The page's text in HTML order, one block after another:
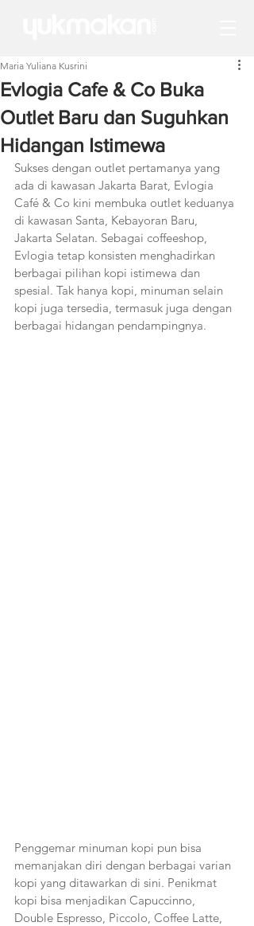
Evlogia Cafe & Co Buka
Outlet Baru dan Suguhkan
Hidangan Istimewa
Maria Yuliana Kusrini
Sukses dengan outlet pertamanya yang
ada di kawasan Jakarta Barat, Evlogia
Café & Co kini membuka outlet keduanya
di kawasan Santa, Kebayoran Baru,
Jakarta Selatan. Sebagai coffeeshop,
Evlogia tetap konsisten menghadirkan
berbagai pilihan kopi istimewa dan
spesial. Tak hanya kopi, minuman selain
kopi juga tersedia, termasuk juga dengan
berbagai hidangan pendampingnya.
Penggemar minuman kopi pun bisa
memanjakan diri dengan berbagai varian
kopi yang ditawarkan di sini. Penikmat
kopi bisa menjadikan Capuccinno,
Double Espresso, Piccolo, Coffee Latte,